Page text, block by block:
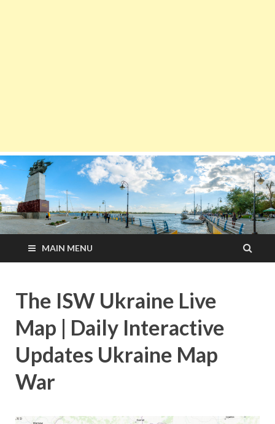
MAIN MENU
The ISW Ukraine Live
Map | Daily Interactive
Updates Ukraine Map
War